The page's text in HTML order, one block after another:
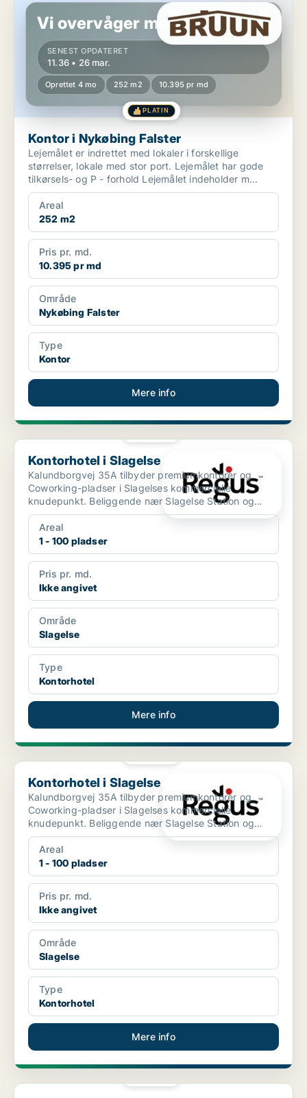
Vi overvåger markedet!
SENEST OPDATERET
11.36 • 26 mar.
Oprettet 4 mo 252 m2 10.395 pr md
PLATIN
Kontor i Nykøbing Falster
Lejemålet er indrettet med lokaler i forskellige
størrelser, lokale med stor port. Lejemålet har gode
tilkørsels- og P - forhold Lejemålet indeholder m...
Areal
252 m2
Pris pr. md.
10.395 pr md
Område
Nykøbing Falster
Type
Kontor
Mere info
Kontorhotel i Slagelse
Kontorhotel i Slagelse
Kalundborgvej 35A tilbyder premiumkontorer og
Coworking-pladser i Slagelses kommercielle
knudepunkt. Beliggende nær Slagelse Station og
Slagelse Bus Terminal...
Areal
1 - 100 pladser
Pris pr. md.
Ikke angivet
Område
Slagelse
Type
Kontorhotel
Mere info
Kontorhotel i Slagelse
Kontorhotel i Slagelse
Kalundborgvej 35A tilbyder premiumkontorer og
Coworking-pladser i Slagelses kommercielle
knudepunkt. Beliggende nær Slagelse Station og
Slagelse Bus Terminal...
Areal
1 - 100 pladser
Pris pr. md.
Ikke angivet
Område
Slagelse
Type
Kontorhotel
Mere info
Kontorfællesskab i Roskilde